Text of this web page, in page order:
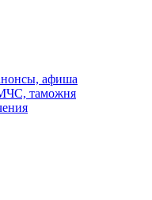
афиша
таможня